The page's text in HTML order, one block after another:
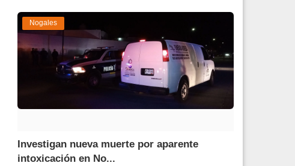
Nogales
Investigan nueva muerte por aparente
intoxicación en No...